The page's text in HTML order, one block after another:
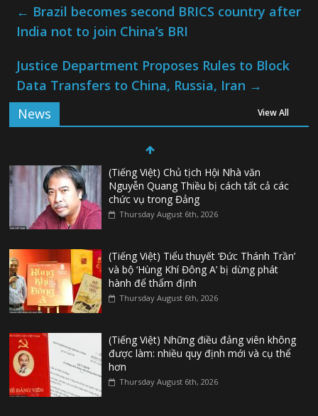
← Brazil becomes second BRICS country after
India not to join China’s BRI
Justice Department Proposes Rules to Block
Data Transfers to China, Russia, Iran →
News
View All
(Tiếng Việt) Chủ tịch Hội Nhà văn
Nguyễn Quang Thiều bị cách tất cả các
chức vụ trong Đảng
Thursday August 6th, 2026
(Tiếng Việt) Tiểu thuyết ‘Đức Thánh Trần’
và bộ ‘Hùng Khí Đông A’ bị dừng phát
hành để thẩm định
Thursday August 6th, 2026
(Tiếng Việt) Những điều đảng viên không
được làm: nhiều quy định mới và cụ thể
hơn
Thursday August 6th, 2026